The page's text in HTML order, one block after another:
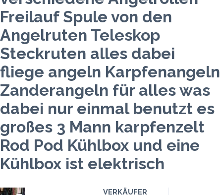
Freilauf Spule von den
Angelruten Teleskop
Steckruten alles dabei
fliege angeln Karpfenangeln
Zanderangeln für alles was
dabei nur einmal benutzt es
großes 3 Mann karpfenzelt
Rod Pod Kühlbox und eine
Kühlbox ist elektrisch
VERKÄUFER